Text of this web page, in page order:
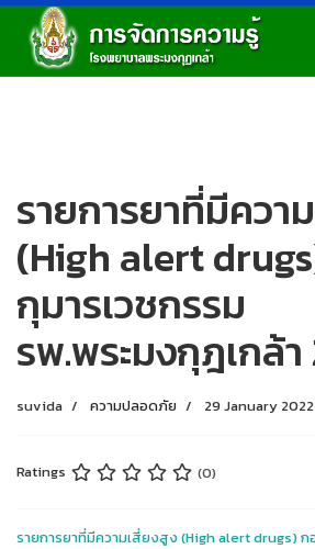
รายการยาที่มีควา
(High alert
กุมารเวชกรรม
รพ.พระมงกุฎเกล้า
suvida ความปลอดภัย 29 January 2022
Ratings (0)
รายการยาที่มีความเสี่ยงสูง (High alert drugs) ก